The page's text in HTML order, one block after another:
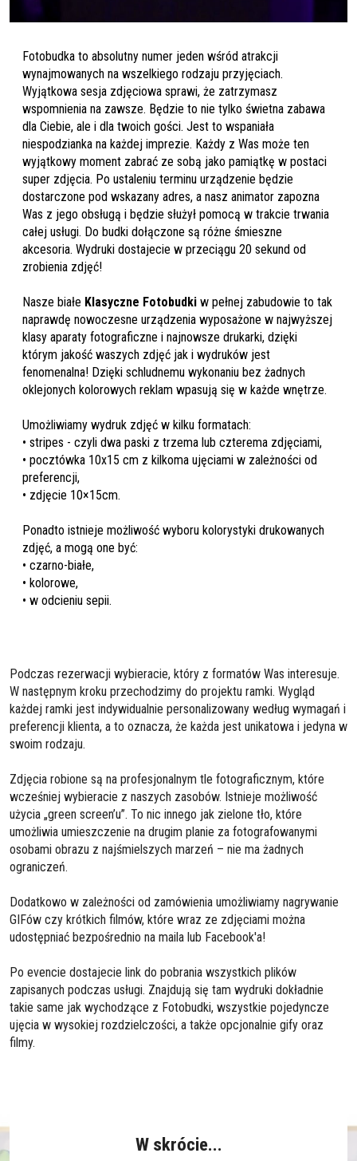
Fotobudka to absolutny numer jeden wśród atrakcji
wynajmowanych na wszelkiego rodzaju przyjęciach.
Wyjątkowa sesja zdjęciowa sprawi, że zatrzymasz
wspomnienia na zawsze. Będzie to nie tylko świetna zabawa
dla Ciebie, ale i dla twoich gości. Jest to wspaniała
niespodzianka na każdej imprezie. Każdy z Was może ten
wyjątkowy moment zabrać ze sobą jako pamiątkę w postaci
super zdjęcia. Po ustaleniu terminu urządzenie będzie
dostarczone pod wskazany adres, a nasz animator zapozna
Was z jego obsługą i będzie służył pomocą w trakcie trwania
całej usługi. Do budki dołączone są różne śmieszne
akcesoria. Wydruki dostajecie w przeciągu 20 sekund od
zrobienia zdjęć!
Nasze białe Klasyczne Fotobudki w pełnej zabudowie to tak
naprawdę nowoczesne urządzenia wyposażone w najwyższej
klasy aparaty fotograficzne i najnowsze drukarki, dzięki
którym jakość waszych zdjęć jak i wydruków jest
fenomenalna! Dzięki schludnemu wykonaniu bez żadnych
oklejonych kolorowych reklam wpasują się w każde wnętrze.
Umożliwiamy wydruk zdjęć w kilku formatach:
• stripes - czyli dwa paski z trzema lub czterema zdjęciami,
• pocztówka 10x15 cm z kilkoma ujęciami w zależności od
preferencji,
• zdjęcie 10×15cm.
Ponadto istnieje możliwość wyboru kolorystyki drukowanych
zdjęć, a mogą one być:
• czarno-białe,
• kolorowe,
• w odcieniu sepii.
Podczas rezerwacji wybieracie, który z formatów Was interesuje.
W następnym kroku przechodzimy do projektu ramki. Wygląd
każdej ramki jest indywidualnie personalizowany według wymagań i
preferencji klienta, a to oznacza, że każda jest unikatowa i jedyna w
swoim rodzaju.
Zdjęcia robione są na profesjonalnym tle fotograficznym, które
wcześniej wybieracie z naszych zasobów. Istnieje możliwość
użycia „green screen’u”. To nic innego jak zielone tło, które
umożliwia umieszczenie na drugim planie za fotografowanymi
osobami obrazu z najśmielszych marzeń – nie ma żadnych
ograniczeń.
Dodatkowo w zależności od zamówienia umożliwiamy nagrywanie
GIFów czy krótkich filmów, które wraz ze zdjęciami można
udostępniać bezpośrednio na maila lub Facebook'a!
Po evencie dostajecie link do pobrania wszystkich plików
zapisanych podczas usługi. Znajdują się tam wydruki dokładnie
takie same jak wychodzące z Fotobudki, wszystkie pojedyncze
ujęcia w wysokiej rozdzielczości, a także opcjonalnie gify oraz
filmy.
W skrócie...